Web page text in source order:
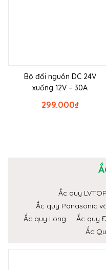
Bộ đổi nguồn DC 24V
xuống 12V – 30A
₫
299.000
Ắc quy
Ắc quy Panasonic
Ắc quy Long
Ắc quy
Ắc